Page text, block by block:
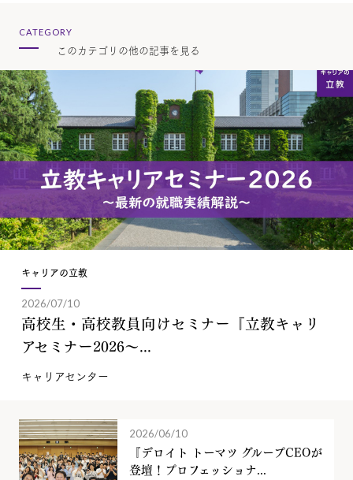
CATEGORY
このカテゴリの他の記事を見る
キャリアの立教
2026/07/10
高校生・高校教員向けセミナー『立教キャリ
アセミナー2026～...
キャリアセンター
2026/06/10
『デロイト トーマツ グループCEOが
登壇！プロフェッショナ...